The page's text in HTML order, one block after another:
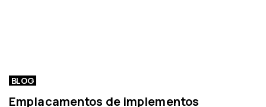
BLOG
Emplacamentos de implementos